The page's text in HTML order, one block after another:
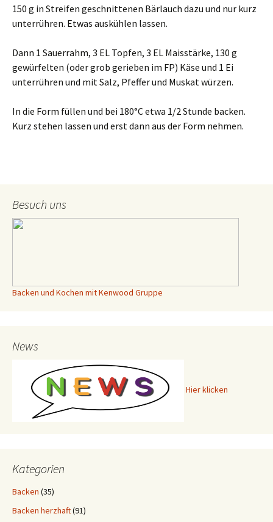
150 g in Streifen geschnittenen Bärlauch dazu und nur kurz
unterrühren. Etwas auskühlen lassen.
Dann 1 Sauerrahm, 3 EL Topfen, 3 EL Maisstärke, 130 g
gewürfelten (oder grob gerieben im FP) Käse und 1 Ei
unterrühren und mit Salz, Pfeffer und Muskat würzen.
In die Form füllen und bei 180°C etwa 1/2 Stunde backen.
Kurz stehen lassen und erst dann aus der Form nehmen.
Besuch uns
Backen und Kochen mit Kenwood Gruppe
News
Hier klicken
Kategorien
Backen (35)
Backen herzhaft(91)